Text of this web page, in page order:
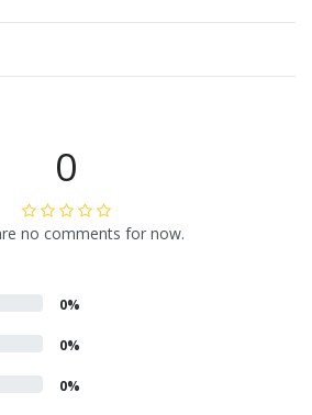
0
no comments for now.
0%
0%
0%